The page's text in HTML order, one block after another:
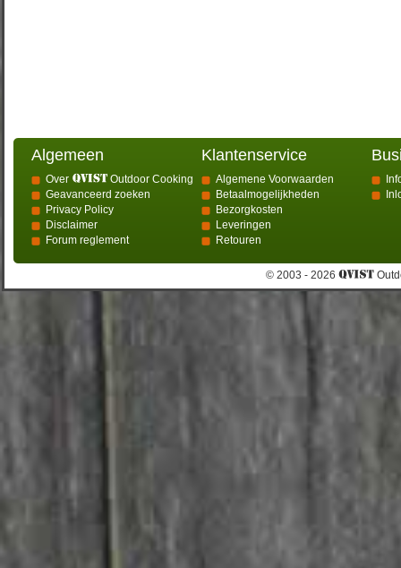
Algemeen
Over
Outdoor Cooking
Geavanceerd zoeken
Privacy Policy
Disclaimer
Forum reglement
Klantenservice
Algemene Voorwaarden
Betaalmogelijkheden
Bezorgkosten
Leveringen
Retouren
© 2003 - 2026